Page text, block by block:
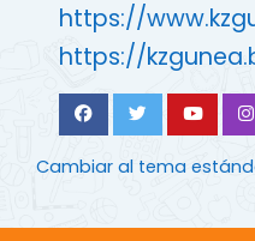
https://
https://
Cambiar al tema